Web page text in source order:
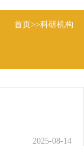
首页>>科研机构
2025-08-14